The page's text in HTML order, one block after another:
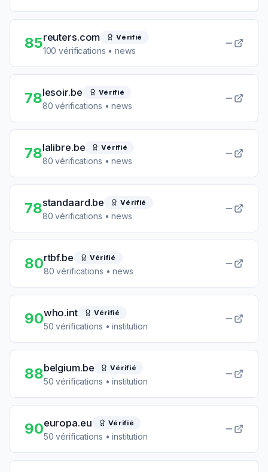
85reuters.com Vérifié
100 vérifications • news
78lesoir.be Vérifié
80 vérifications • news
78lalibre.be Vérifié
80 vérifications • news
78standaard.be Vérifié
80 vérifications • news
80rtbf.be Vérifié
80 vérifications • news
90who.int Vérifié
50 vérifications • institution
88belgium.be Vérifié
50 vérifications • institution
90europa.eu Vérifié
50 vérifications • institution